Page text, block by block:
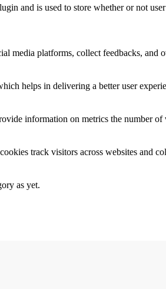
and is used to store whether or not
media platforms, collect feedbacks, and
helps in delivering a better user
information on metrics the number of
track visitors across websites and
as yet.